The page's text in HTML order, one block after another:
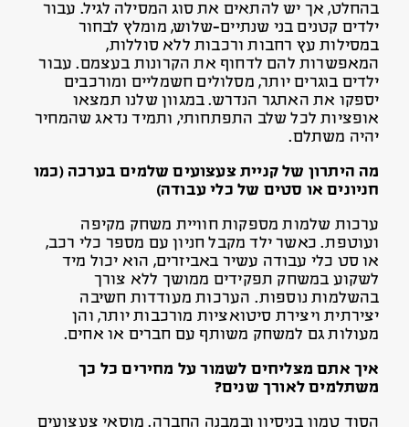
בהחלט, אך יש להתאים את סוג המסילה לגיל. עבור
ילדים קטנים בני שנתיים-שלוש, מומלץ לבחור
במסילות עץ רחבות ורכבות ללא סוללות,
המאפשרות להם לדחוף את הקרונות בעצמם. עבור
ילדים בוגרים יותר, מסלולים חשמליים ומורכבים
יספקו את האתגר הנדרש. במגוון שלנו תמצאו
אופציות לכל שלב התפתחותי, ותמיד נדאג שהמחיר
יהיה משתלם.
מה היתרון של קניית צעצועים שלמים בערכה (כמו
חניונים או סטים של כלי עבודה)
ערכות שלמות מספקות חוויית משחק מקיפה
ועוטפת. כאשר ילד מקבל חניון עם מספר כלי רכב,
או סט כלי עבודה עשיר באביזרים, הוא יכול מיד
לשקוע במשחק תפקידים ממושך ללא צורך
בהשלמות נוספות. הערכות מעודדות חשיבה
יצירתית ויצירת סיטואציות מורכבות יותר, והן
מעולות גם למשחק משותף עם חברים או אחים.
איך אתם מצליחים לשמור על מחירים כל כך
משתלמים לאורך שנים?
הסוד טמון בניסיון ובמבנה החברה. מוסאי צעצועים